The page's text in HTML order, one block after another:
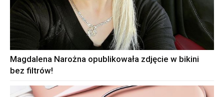
Magdalena Narożna opublikowała zdjęcie w bikini
bez filtrów!